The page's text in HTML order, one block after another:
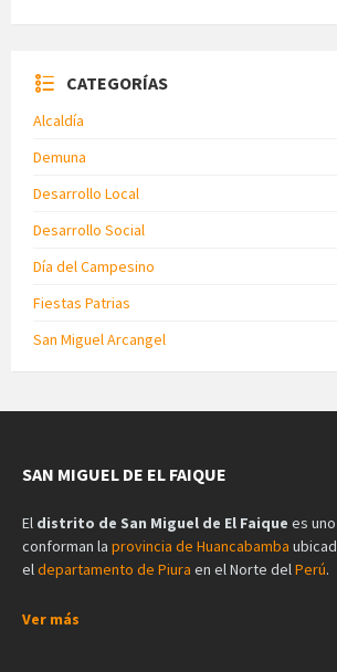
CATEGORÍAS
Alcaldía
Demuna
Desarrollo Local
Desarrollo Social
Día del Campesino
Fiestas Patrias
San Miguel Arcangel
SAN MIGUEL DE EL FAIQUE
El distrito de San Miguel de El Faique es
conforman la provincia de Huancabamba
el departamento de Piura en el Norte del Perú.
Ver más